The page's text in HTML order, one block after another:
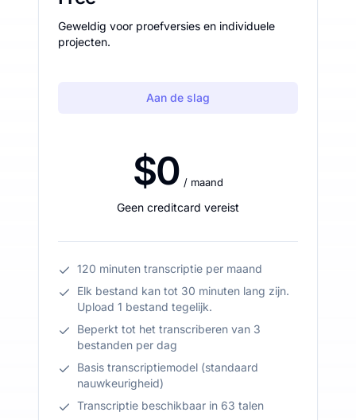
Geweldig voor proefversies en individuele
projecten.
Aan de slag
$0 / maand
Geen creditcard vereist
120 minuten transcriptie per maand
Elk bestand kan tot 30 minuten lang zijn.
Upload 1 bestand tegelijk.
Beperkt tot het transcriberen van 3
bestanden per dag
Basis transcriptiemodel (standaard
nauwkeurigheid)
Transcriptie beschikbaar in 63 talen